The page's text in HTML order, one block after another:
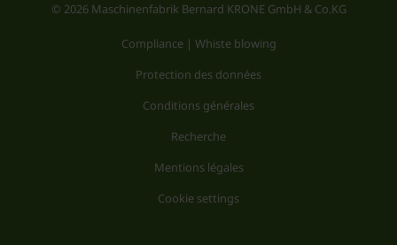
© 2026 Maschinenfabrik Bernard KRONE GmbH & Co.KG
Compliance | Whiste blowing
Protection des données
Conditions générales
Recherche
Mentions légales
Cookie settings